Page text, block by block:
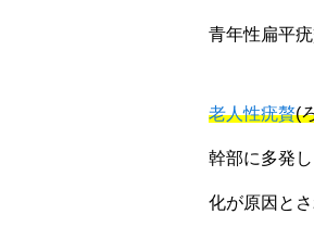
青年性扁平
老人性疣贅(
幹部に多発
化が原因とさ